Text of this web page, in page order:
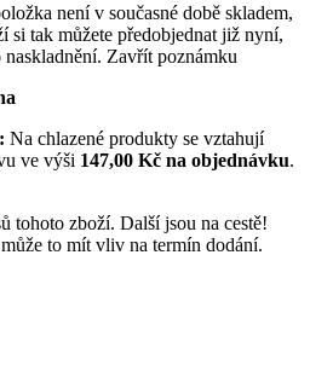
není v současné době skladem,
si tak můžete předobjednat již nyní,
Zavřít poznámku
Na chlazené produkty se vztahují
ve výši 147,00 Kč na objednávku.
tohoto zboží. Další jsou na cestě!
to mít vliv na termín dodání.